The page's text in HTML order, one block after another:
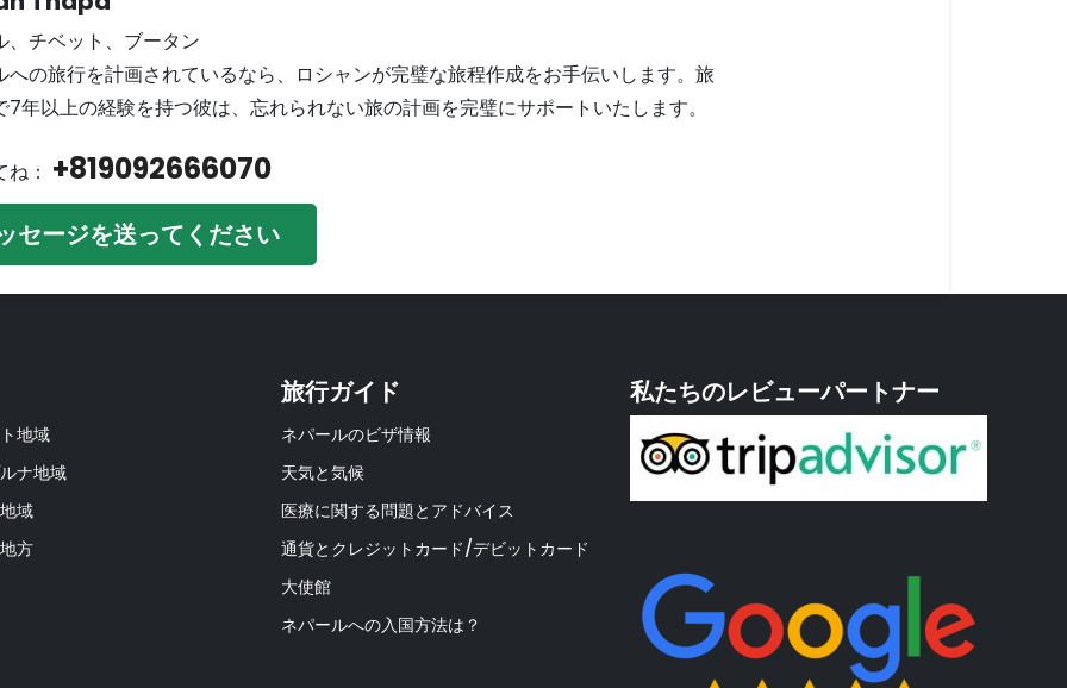
、チベット、ブータン
への旅行を計画されているなら、ロシャンが完璧な旅程作成をお手伝いします。旅
7年以上の経験を持つ彼は、忘れられない旅の計画を完璧にサポートいたします。
： +819092666070
セージを送ってください
地域
ナ地域
域
方
旅行ガイド
ネパールのビザ情報
天気と気候
医療に関する問題とアドバイス
通貨とクレジットカード/デビットカード
大使館
ネパールへの入国方法は？
私たちのレビューパートナー